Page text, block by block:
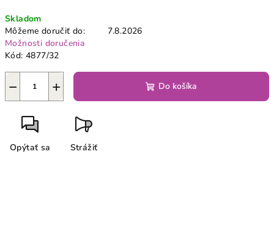
cena:
Skladom
Môžeme doručiť do:
7.8.2026
Možnosti doručenia
Kód: 4877/32
+
− Do košíka
Opýtať sa Strážiť